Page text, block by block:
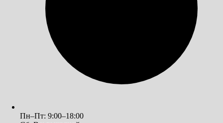
Пн–Пт: 9:00–18:00